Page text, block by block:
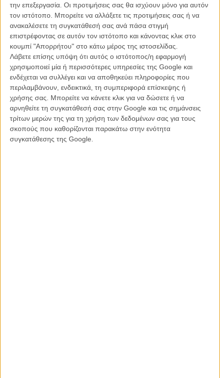
την επεξεργασία. Οι προτιμήσεις σας θα ισχύουν μόνο για αυτόν
τον ιστότοπο. Μπορείτε να αλλάξετε τις προτιμήσεις σας ή να
ανακαλέσετε τη συγκατάθεσή σας ανά πάσα στιγμή
επιστρέφοντας σε αυτόν τον ιστότοπο και κάνοντας κλικ στο
κουμπί "Απορρήτου" στο κάτω μέρος της ιστοσελίδας.
Λάβετε επίσης υπόψη ότι αυτός ο ιστότοπος/η εφαρμογή
χρησιμοποιεί μία ή περισσότερες υπηρεσίες της Google και
ενδέχεται να συλλέγει και να αποθηκεύει πληροφορίες που
περιλαμβάνουν, ενδεικτικά, τη συμπεριφορά επίσκεψης ή
χρήσης σας. Μπορείτε να κάνετε κλικ για να δώσετε ή να
αρνηθείτε τη συγκατάθεσή σας στην Google και τις σημάνσεις
τρίτων μερών της για τη χρήση των δεδομένων σας για τους
σκοπούς που καθορίζονται παρακάτω στην ενότητα
συγκατάθεσης της Google.
ΦΕΣΤΙΒΑΛ / ΒΡΑΒΕΙΑ
Ντολόρες Χαρτ: αυτή ήταν η καλόγρια των Οσκαρ!
Εάν παρακολουθήσατε το κόκκινο χαλί τη βραδιά της 84ης Απονομής των
Βραβείων Οσκαρ, θα παραξενευτήκατε βλέποντας, κάπου πριν την Αντζελίνα
Τζολί και μετά τον Γκάρι Ολντμαν μια πανευτυχή, Καθολική μοναχή…
Λήδα Γαλανού